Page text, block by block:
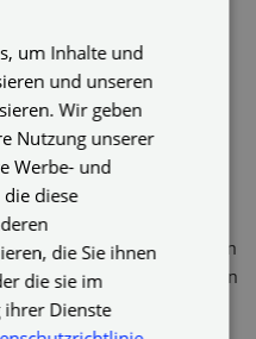
Platten. Einerseits
andererseits
oder beschädigte Decken
Grundlage der schnellen
Trockenbau. Die
ENGLISH
um Inhalte und
und unseren
Wir geben
Nutzung unserer
Werbe- und
diese
die Sie ihnen
die sie im
ihrer Dienste